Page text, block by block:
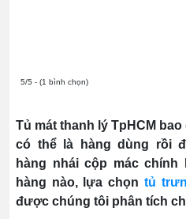
5/5 - (1 bình chọn)
Tủ mát thanh lý TpHCM
có thể là hàng dùng rồi
hàng nhái cộp mác chính
hàng nào, lựa chọn tủ
được chúng tôi phân tích